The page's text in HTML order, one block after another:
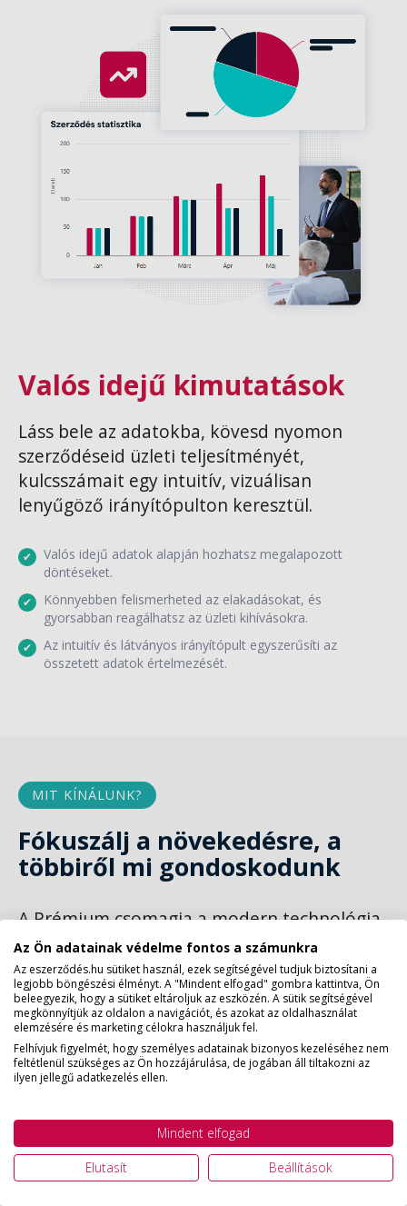
Valós idejű kimutatások
Láss bele az adatokba, kövesd nyomon
szerződéseid üzleti teljesítményét,
kulcsszámait egy intuitív, vizuálisan
lenyűgöző irányítópulton keresztül.
Valós idejű adatok alapján hozhatsz megalapozott
döntéseket.
Könnyebben felismerheted az elakadásokat, és
gyorsabban reagálhatsz az üzleti kihívásokra.
Az intuitív és látványos irányítópult egyszerűsíti az
összetett adatok értelmezését.
MIT KÍNÁLUNK?
Fókuszálj a növekedésre, a
többiről mi gondoskodunk
A Prémium csomagja a modern technológia
erejével szünteti meg a felesleges
adminisztrációt, hogy a stratégiai céljaidra
fókuszálhass.
Gyorsaság:Szerződéseid pillanatok alatt
Egyszerűség:Intuitív felület, amelyet a
csapatod minden tagja könnyedén
használhat.
Az Ön adatainak védelme fontos a számunkra
Az eszerződés.hu sütiket használ, ezek segítségével tudjuk biztosítani a
legjobb böngészési élményt. A "Mindent elfogad" gombra kattintva, Ön
beleegyezik, hogy a sütiket eltároljuk az eszközén. A sütik segítségével
megkönnyítjük az oldalon a navigációt, és azokat az oldalhasználat
elemzésére és marketing célokra használjuk fel.
Felhívjuk figyelmét, hogy személyes adatainak bizonyos kezeléséhez nem
feltétlenül szükséges az Ön hozzájárulása, de jogában áll tiltakozni az
ilyen jellegű adatkezelés ellen.
Mindent elfogad
Elutasít
Beállítások